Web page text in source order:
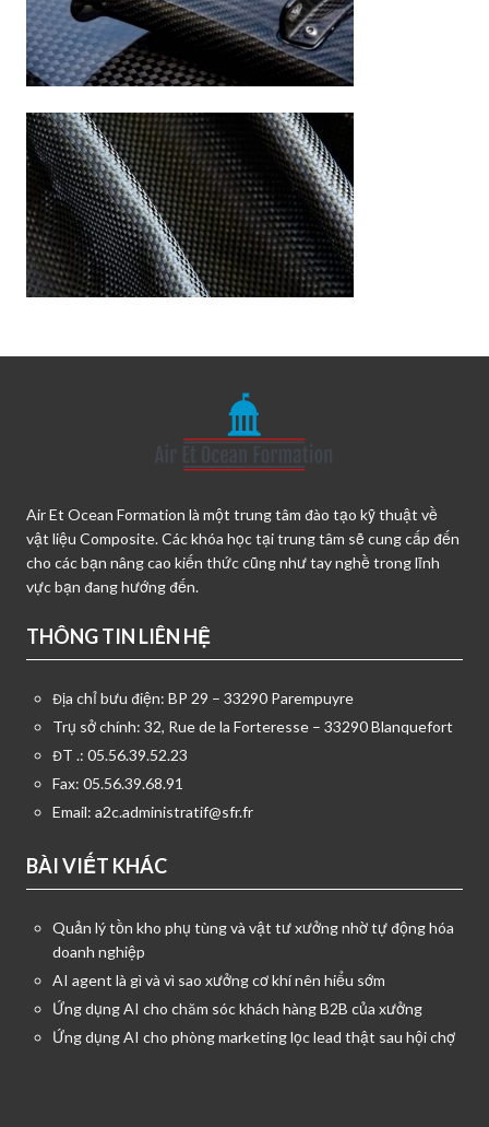
Air Et Ocean Formation là một trung tâm đào tạo kỹ thuật về
vật liệu Composite. Các khóa học tại trung tâm sẽ cung cấp đến
cho các bạn nâng cao kiến thức cũng như tay nghề trong lĩnh
vực bạn đang hướng đến.
THÔNG TIN LIÊN HỆ
Địa chỉ bưu điện: BP 29 – 33290 Parempuyre
Trụ sở chính: 32, Rue de la Forteresse – 33290 Blanquefort
ĐT .: 05.56.39.52.23
Fax: 05.56.39.68.91
Email: a2c.administratif@sfr.fr
BÀI VIẾT KHÁC
Quản lý tồn kho phụ tùng và vật tư xưởng nhờ tự động hóa
doanh nghiệp
AI agent là gì và vì sao xưởng cơ khí nên hiểu sớm
Ứng dụng AI cho chăm sóc khách hàng B2B của xưởng
Ứng dụng AI cho phòng marketing lọc lead thật sau hội chợ